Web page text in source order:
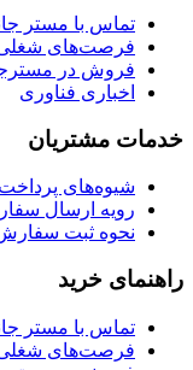
تماس با مستر
فرصت‌های
فروش در
اخباری فناوری
خدمات مشتریان
شیوه‌های پرداخت
رویه ارسال
نحوه ثبت
راهنمای خرید
تماس با مستر
فرصت‌های